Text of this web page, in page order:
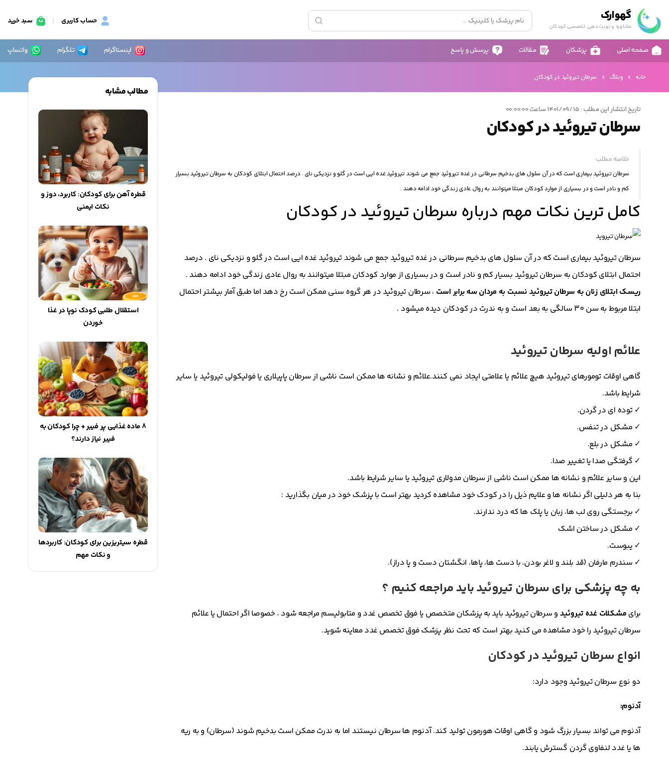
گهوارک
مشاوره و نوبت دهی تخصصی کودکان
حساب کاربری سبد خرید
صفحه اصلی پزشکان مقالات پرسش و پاسخ اینستاگرام تلگرام واتساپ
خانه وبلاگ سرطان تیروئید در کودکان
تاریخ انتشار این مطلب : 1401/09/15 ساعت 00:00:00
سرطان تیروئید در کودکان
خلاصه مطلب
سرطان تیروئید بیماری است که در آن سلول های بدخیم سرطانی در غده تیروئید جمع می شوند تیروئید غده ایی است در گلو و نزدیکی نای . درصد احتمال ابتلای کودکان به سرطان تیروئید بسیار
کم و نادر است و در بسیاری از موارد کودکان مبتلا میتوانند به روال عادی زندگی خود ادامه دهند .
کامل ترین نکات مهم درباره سرطان تیروئید در کودکان
سرطان تیروئید بیماری است که در آن سلول های بدخیم سرطانی در غده تیروئید جمع می شوند تیروئید غده ایی است در گلو و نزدیکی نای . درصد
احتمال ابتلای کودکان به سرطان تیروئید بسیار کم و نادر است و در بسیاری از موارد کودکان مبتلا میتوانند به روال عادی زندگی خود ادامه دهند .
ریسک ابتلای زنان به سرطان تیروئید نسبت به مردان سه برابر است ، سرطان تیروئید در هر گروه سنی ممکن است رخ دهد اما طبق آمار بیشتر احتمال
ابتلا مربوط به سن 30 سالگی به بعد است و به ندرت در کودکان دیده میشود .
علائم اولیه سرطان تیروئید
گاهی اوقات تومورهای تیروئید هیچ علائم یا علامتی ایجاد نمی کنند.علائم و نشانه ها ممکن است ناشی از سرطان پاپیلاری یا فولیکولی تیروئید یا سایر
شرایط باشد.
✓توده ای در گردن.
✓ مشکل در تنفس.
✓ مشکل در بلع.
✓ گرفتگی صدا یا تغییر صدا.
این و سایر علائم و نشانه ها ممکن است ناشی از سرطان مدولاری تیروئید یا سایر شرایط باشد.
بنا به هر دلیلی اگر نشانه ها و علایم ذیل را در کودک خود مشاهده کردید بهتر است با پزشک خود در میان بگذارید :
✓ برجستگی روی لب ها، زبان یا پلک ها که درد ندارند.
✓ مشکل در ساختن اشک
✓ یبوست.
✓ سندرم مارفان (قد بلند و لاغر بودن، با دست ها، پاها، انگشتان دست و پا دراز).
به چه پزشکی برای سرطان تیروئید باید مراجعه کنیم ؟
برای مشکلات غده تیروئید و سرطان تیروئید باید به پزشکان متخصص یا فوق تخصص غدد و متابولیسم مراجعه شود ، خصوصا اگر احتمال یا علائم
سرطان تیروئید را خود مشاهده می کنید بهتر است که تحت نظر پزشک فوق تخصص غدد معاینه شوید.
انواع سرطان تیروئید در کودکان
دو نوع سرطان تیروئید وجود دارد:
آدنوم:
آدنوم می تواند بسیار بزرگ شود و گاهی اوقات هورمون تولید کند. آدنوم ها سرطان نیستند اما به ندرت ممکن است بدخیم شوند (سرطان) و به ریه
ها یا غدد لنفاوی گردن گسترش یابند.
مطالب مشابه
قطره آهن برای کودکان: کاربرد، دوز و
نکات ایمنی
استقلال طلبی کودک نوپا در غذا
خوردن
8 ماده غذایی پر فیبر + چرا کودکان به
فیبر نیاز دارند؟
قطره سیتریزین برای کودکان: کاربردها
و نکات مهم